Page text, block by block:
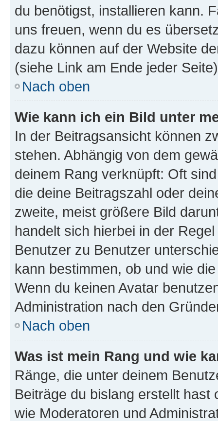
du benötigst, installieren kann.
uns freuen, wenn du es
dazu können auf der Website
(siehe Link am Ende jeder
Nach oben
Wie kann ich ein Bild unter
In der Beitragsansicht können
stehen. Abhängig von dem
deinem Rang verknüpft: Oft
die deine Beitragszahl oder
zweite, meist größere Bild
handelt sich hierbei in der
Benutzer zu Benutzer
kann bestimmen, ob und wie
Wenn du keinen Avatar
Administration nach den
Nach oben
Was ist mein Rang und wie
Ränge, die unter deinem
Beiträge du bislang erstellt
wie Moderatoren und